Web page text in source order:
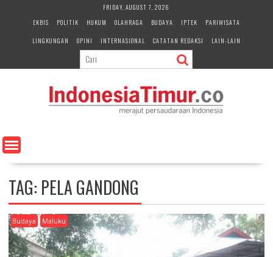
e
n
FRIDAY, AUGUST 7, 2026
EKBIS
POLITIK HUKUM OLAHRAGA BUDAYA IPTEK
PARIWISATA
LINGKUNGAN
OPINI INTERNASIONAL CATATAN REDAKSI LAIN-LAIN
TAG: PELA GANDONG
Budaya Maluku